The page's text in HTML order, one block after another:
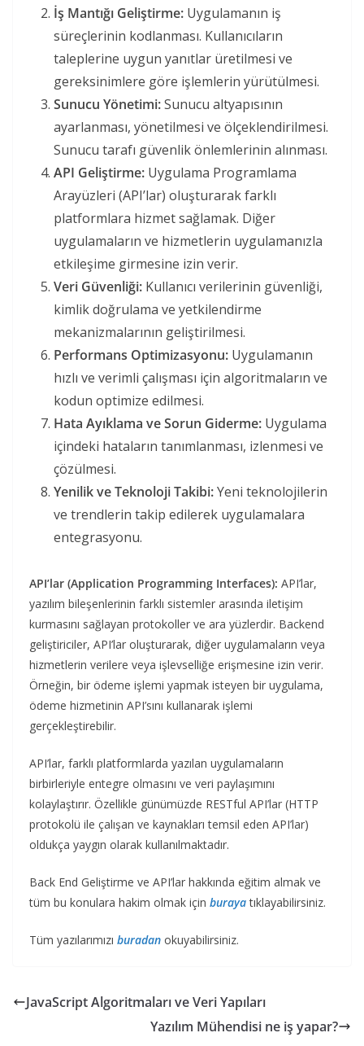
İş Mantığı Geliştirme: Uygulamanın iş
süreçlerinin kodlanması. Kullanıcıların
taleplerine uygun yanıtlar üretilmesi ve
gereksinimlere göre işlemlerin yürütülmesi.
Sunucu Yönetimi:Sunucu altyapısının
ayarlanması, yönetilmesi ve ölçeklendirilmesi.
Sunucu tarafı güvenlik önlemlerinin alınması.
API Geliştirme: Uygulama Programlama
Arayüzleri (API’lar) oluşturarak farklı
platformlara hizmet sağlamak. Diğer
uygulamaların ve hizmetlerin uygulamanızla
etkileşime girmesine izin verir.
Veri Güvenliği: Kullanıcı verilerinin güvenliği,
kimlik doğrulama ve yetkilendirme
mekanizmalarının geliştirilmesi.
Performans Optimizasyonu: Uygulamanın
hızlı ve verimli çalışması için algoritmaların ve
kodun optimize edilmesi.
Hata Ayıklama ve Sorun Giderme: Uygulama
içindeki hataların tanımlanması, izlenmesi ve
çözülmesi.
Yenilik ve Teknoloji Takibi:Yeni teknolojilerin
ve trendlerin takip edilerek uygulamalara
entegrasyonu.
API’lar (Application Programming Interfaces): API’lar,
yazılım bileşenlerinin farklı sistemler arasında iletişim
kurmasını sağlayan protokoller ve ara yüzlerdir. Backend
geliştiriciler, API’lar oluşturarak, diğer uygulamaların veya
hizmetlerin verilere veya işlevselliğe erişmesine izin verir.
Örneğin, bir ödeme işlemi yapmak isteyen bir uygulama,
ödeme hizmetinin API’sını kullanarak işlemi
gerçekleştirebilir.
API’lar, farklı platformlarda yazılan uygulamaların
birbirleriyle entegre olmasını ve veri paylaşımını
kolaylaştırır. Özellikle günümüzde RESTful API’lar (HTTP
protokolü ile çalışan ve kaynakları temsil eden API’lar)
oldukça yaygın olarak kullanılmaktadır.
Back End Geliştirme ve API’lar hakkında eğitim almak ve
tüm bu konulara hakim olmak için burayatıklayabilirsiniz.
Tüm yazılarımızı buradan okuyabilirsiniz.
JavaScript Algoritmaları ve Veri Yapıları
Yazılım Mühendisi ne iş yapar?